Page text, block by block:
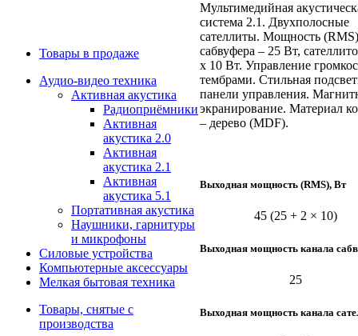
Товары в продаже
Аудио-видео техника
Активная акустика
Радиоприёмники
Активная
акустика 2.0
Активная
акустика 2.1
Активная
акустика 5.1
Портативная акустика
Наушники, гарнитуры
и микрофоны
Силовые устройства
Компьютерные аксессуары
Мелкая бытовая техника
Товары, снятые с
производства
Мультимедийная
система 2.1. Двухполосные
сателлиты. Мощность
сабвуфера – 25 Вт,
х 10 Вт. Управление
тембрами. Стильная
панели управления.
экранирование. Материал
– дерево (MDF).
Выходная мощность (RMS), Вт
45 (25 + 2 × 10)
Выходная мощность канала
25
Выходная мощность канала